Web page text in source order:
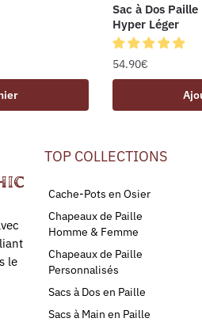
Sac à Dos Paille
Hyper Léger
54.90€
le
TOP COLLECTIONS
Cache-Pots en Osier
Chapeaux de Paille
Homme & Femme
Chapeaux de Paille
Personnalisés
Sacs à Dos en Paille
Sacs à Main en Paille